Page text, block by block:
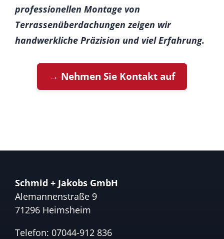
professionellen Montage von
Terrassenüberdachungen zeigen wir
handwerkliche Präzision und viel Erfahrung.
→ Nehmen Sie Kontakt auf
Schmid + Jakobs GmbH
Alemannenstraße 9
71296 Heimsheim
Telefon: 07044-912 836